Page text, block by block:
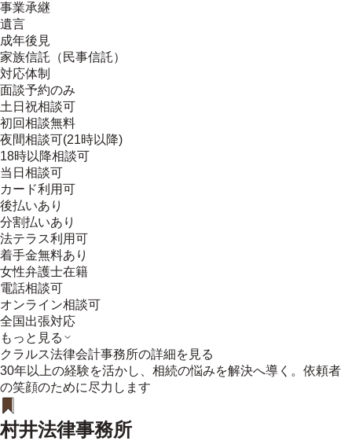
事業承継
遺言
成年後見
家族信託（民事信託）
対応体制
面談予約のみ
土日祝相談可
初回相談無料
夜間相談可(21時以降)
18時以降相談可
当日相談可
カード利用可
後払いあり
分割払いあり
法テラス利用可
着手金無料あり
女性弁護士在籍
電話相談可
オンライン相談可
全国出張対応
もっと見る
クラルス法律会計事務所の詳細を見る
30年以上の経験を活かし、相続の悩みを解決へ導く。依頼者
の笑顔のために尽力します
村井法律事務所